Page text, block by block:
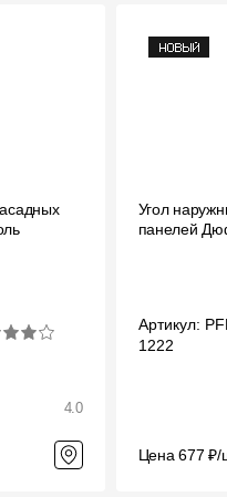
4.0
Угол
панелей
Артикул:
1222
Цена 677 ₽/